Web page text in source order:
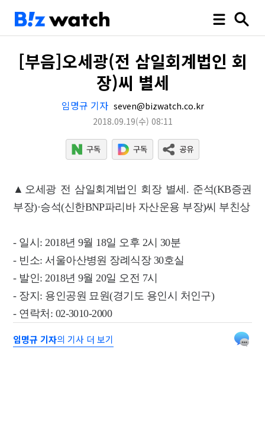
[부음]오세광(전 삼일회계법인 회
장)씨 별세
임명규 기자 seven@bizwatch.co.kr
2018.09.19(수) 08:11
▲오세광 전 삼일회계법인 회장 별세. 준석(KB증권
부장)·승석(신한BNP파리바 자산운용 부장)씨 부친상
- 일시: 2018년 9월 18일 오후 2시 30분
- 빈소: 서울아산병원 장례식장 30호실
- 발인: 2018년 9월 20일 오전 7시
- 장지: 용인공원 묘원(경기도 용인시 처인구)
- 연락처: 02-3010-2000
임명규 기자의 기사 더 보기